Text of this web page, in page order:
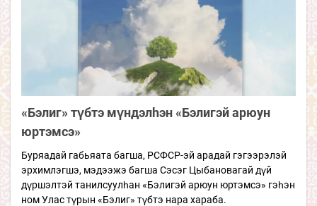
«Бэлиг» түбтэ мүндэлhэн «Бэлигэй арюун
юртэмсэ»
Буряадай габьяата багша, РСФСР-эй арадай гэгээрэлэй
эрхимлэгшэ, мэдээжэ багша Сэсэг Цыбановагай дүй
дүршэлтэй танилсуулһан «Бэлигэй арюун юртэмсэ» гэһэн
ном Улас түрын «Бэлиг» түбтэ нара хараба.